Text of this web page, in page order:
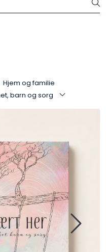
ordre over 599 kr.
Hjem og familie
barn og sorg